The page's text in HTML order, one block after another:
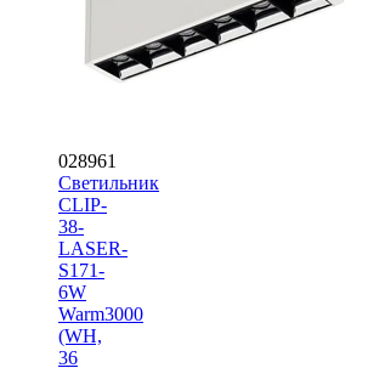
028961
Светильник
CLIP-
38-
LASER-
S171-
6W
Warm3000
(WH,
36